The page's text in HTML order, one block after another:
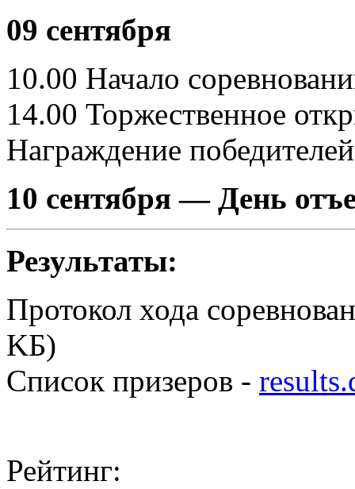
09 сентября
10.00 Начало
14.00 Торжественное
Награждение
10 сентября — День
Результаты:
Протокол хода
KБ)
Список призеров -
Рейтинг: